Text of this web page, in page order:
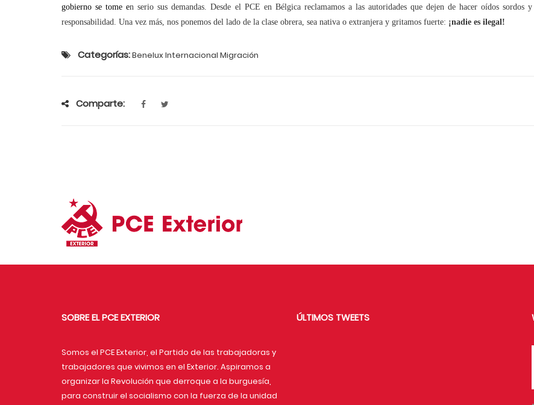
gobierno se tome en serio sus demandas. Desde el PCE en Bélgica reclamamos a las autoridades que dejen de hacer oídos sordos y
responsabilidad. Una vez más, nos ponemos del lado de la clase obrera, sea nativa o extranjera y gritamos fuerte: ¡nadie es ilegal!
Categorías:Benelux Internacional Migración
Comparte:
SOBRE EL PCE EXTERIOR
Somos el PCE Exterior, el Partido de las trabajadoras y
trabajadores que vivimos en el Exterior. Aspiramos a
organizar la Revolución que derroque a la burguesía,
para construir el socialismo con la fuerza de la unidad
ÚLTIMOS TWEETS